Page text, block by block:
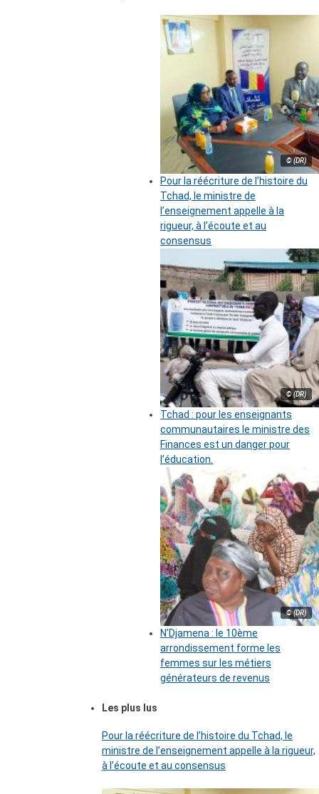
© (DR)
Pour la réécriture de l’histoire du
Tchad, le ministre de
l’enseignement appelle à la
rigueur, à l’écoute et au
consensus
© (DR)
Tchad : pour les enseignants
communautaires le ministre des
Finances est un danger pour
l’éducation.
© (DR)
N’Djamena : le 10ème
arrondissement forme les
femmes sur les métiers
générateurs de revenus
Les plus lus
Pour la réécriture de l’histoire du Tchad, le
ministre de l’enseignement appelle à la rigueur,
à l’écoute et au consensus